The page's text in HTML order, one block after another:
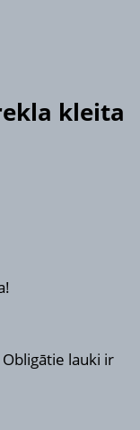
kleita
Obligātie lauki ir